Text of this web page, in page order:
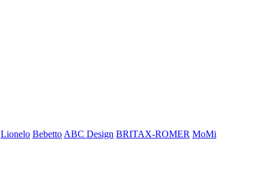
Lionelo Bebetto ABC Design BRITAX-ROMER MoMi